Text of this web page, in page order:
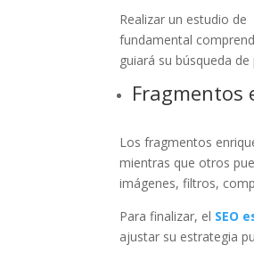
Realizar un estudio
fundamental
guiará su búsqueda
Fragmentos
Los fragmentos
mientras que otros
imágenes, filtros,
Para finalizar, el SEO
ajustar su estrategia